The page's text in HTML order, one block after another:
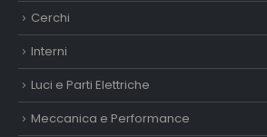
Cerchi
Interni
Luci e Parti Elettriche
Meccanica e Performance